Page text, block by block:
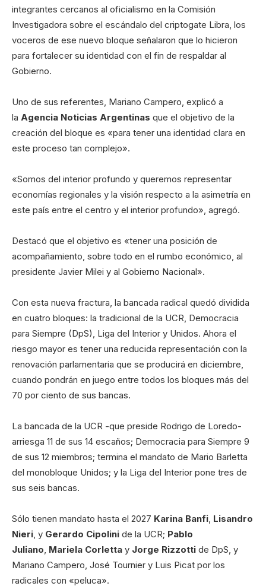
integrantes cercanos al oficialismo en la Comisión
Investigadora sobre el escándalo del criptogate Libra, los
voceros de ese nuevo bloque señalaron que lo hicieron
para fortalecer su identidad con el fin de respaldar al
Gobierno.
Uno de sus referentes, Mariano Campero, explicó a
la Agencia Noticias Argentinas que el objetivo de la
creación del bloque es «para tener una identidad clara en
este proceso tan complejo».
«Somos del interior profundo y queremos representar
economías regionales y la visión respecto a la asimetría en
este país entre el centro y el interior profundo», agregó.
Destacó que el objetivo es «tener una posición de
acompañamiento, sobre todo en el rumbo económico, al
presidente Javier Milei y al Gobierno Nacional».
Con esta nueva fractura, la bancada radical quedó dividida
en cuatro bloques: la tradicional de la UCR, Democracia
para Siempre (DpS), Liga del Interior y Unidos. Ahora el
riesgo mayor es tener una reducida representación con la
renovación parlamentaria que se producirá en diciembre,
cuando pondrán en juego entre todos los bloques más del
70 por ciento de sus bancas.
La bancada de la UCR -que preside Rodrigo de Loredo-
arriesga 11 de sus 14 escaños; Democracia para Siempre 9
de sus 12 miembros; termina el mandato de Mario Barletta
del monobloque Unidos; y la Liga del Interior pone tres de
sus seis bancas.
Sólo tienen mandato hasta el 2027 Karina Banfi, Lisandro
Nieri, y Gerardo Cipolini de la UCR; Pablo
Juliano, Mariela Corletta y Jorge Rizzotti de DpS, y
Mariano Campero, José Tournier y Luis Picat por los
radicales con «peluca».